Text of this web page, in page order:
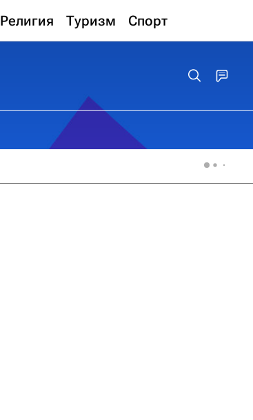
Религия Туризм Спорт